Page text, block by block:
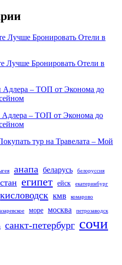
Лучше Бронировать Отели в
Лучше Бронировать Отели в
– ТОП от Эконома до
– ТОП от Эконома до
тур на Травелата – Мой
анапа беларусь белоруссия
египет ейск екатеринбург
кисловодск кмв комарово
море москва петрозаводск
санкт-петербург сочи